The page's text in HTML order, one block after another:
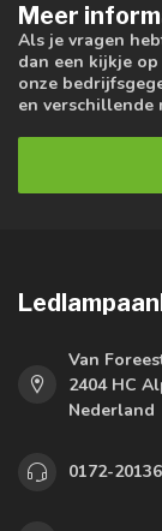
Meer
Als je vragen
dan een kijkje
onze
en verschillende
Van
2404 HC
Nederland
0172-